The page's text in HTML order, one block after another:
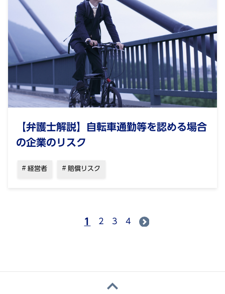
【弁護士解説】自転車通勤等を認める場合
の企業のリスク
経営者 賠償リスク
1 2 3 4